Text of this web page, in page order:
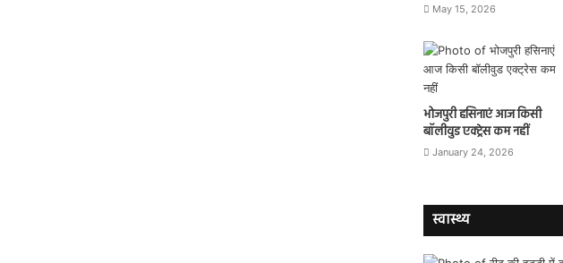
May 15, 2026
भोजपुरी हसिनाएं आज किसी
बॉलीवुड एक्ट्रेस कम नहीं
January 24, 2026
स्वास्थ्य